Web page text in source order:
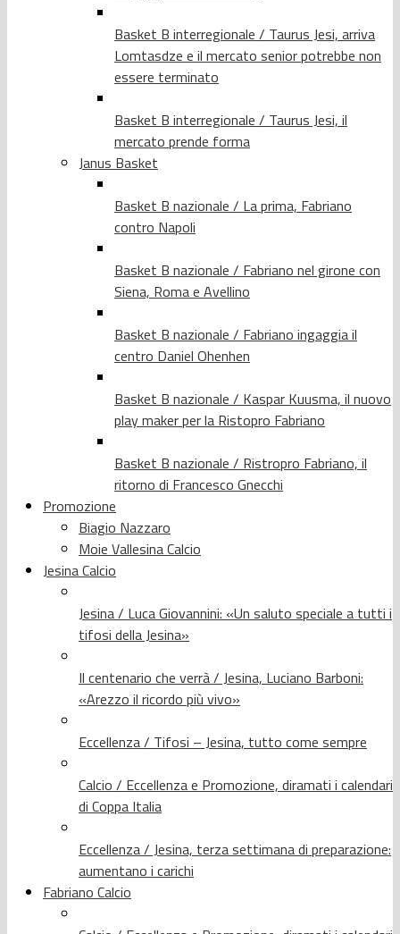
Basket B interregionale / Taurus Jesi, arriva
Lomtasdze e il mercato senior potrebbe non
essere terminato
Basket B interregionale / Taurus Jesi, il
mercato prende forma
Janus Basket
Basket B nazionale / La prima, Fabriano
contro Napoli
Basket B nazionale / Fabriano nel girone con
Siena, Roma e Avellino
Basket B nazionale / Fabriano ingaggia il
centro Daniel Ohenhen
Basket B nazionale / Kaspar Kuusma, il nuovo
play maker per la Ristopro Fabriano
Basket B nazionale / Ristropro Fabriano, il
ritorno di Francesco Gnecchi
Promozione
Biagio Nazzaro
Moie Vallesina Calcio
Jesina Calcio
Jesina / Luca Giovannini: «Un saluto speciale a tutti i
tifosi della Jesina»
Il centenario che verrà / Jesina, Luciano Barboni:
«Arezzo il ricordo più vivo»
Eccellenza / Tifosi – Jesina, tutto come sempre
Calcio / Eccellenza e Promozione, diramati i calendari
di Coppa Italia
Eccellenza / Jesina, terza settimana di preparazione:
aumentano i carichi
Fabriano Calcio